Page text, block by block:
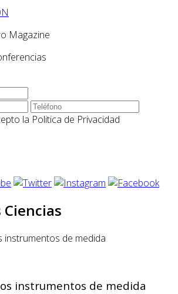
Magazine
la Politica de Privacidad
instrumentos de medida